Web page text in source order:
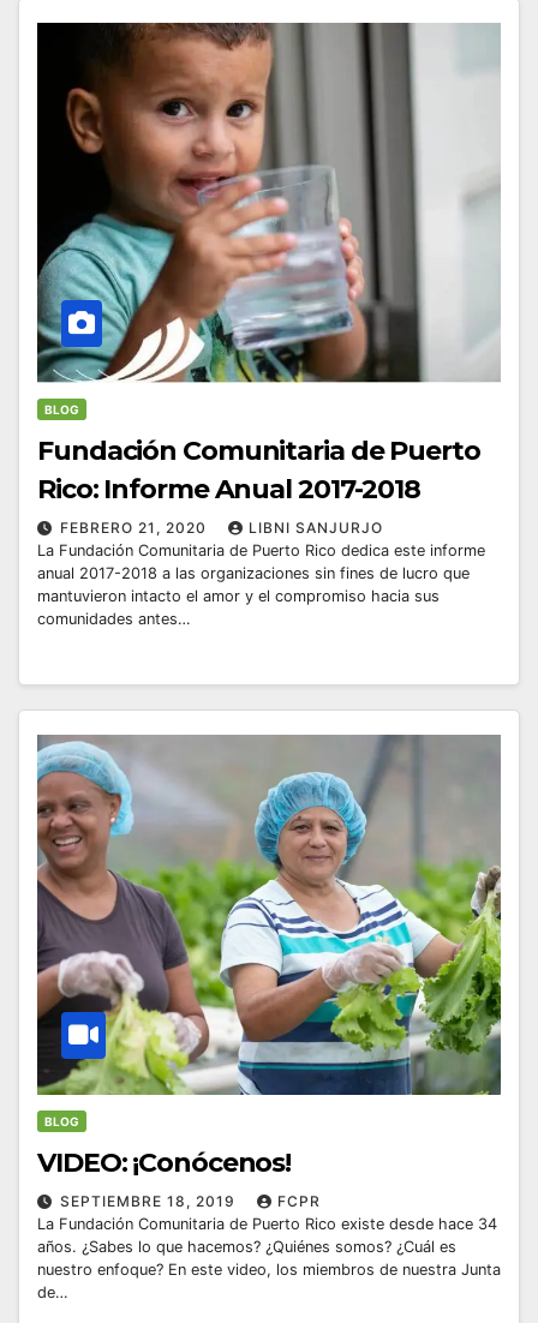
BLOG
Fundación Comunitaria de Puerto
Rico: Informe Anual 2017-2018
FEBRERO 21, 2020
LIBNI SANJURJO
La Fundación Comunitaria de Puerto Rico dedica este informe
anual 2017-2018 a las organizaciones sin fines de lucro que
mantuvieron intacto el amor y el compromiso hacia sus
comunidades antes…
BLOG
VIDEO: ¡Conócenos!
SEPTIEMBRE 18, 2019
FCPR
La Fundación Comunitaria de Puerto Rico existe desde hace 34
años. ¿Sabes lo que hacemos? ¿Quiénes somos? ¿Cuál es
nuestro enfoque? En este video, los miembros de nuestra Junta
de…